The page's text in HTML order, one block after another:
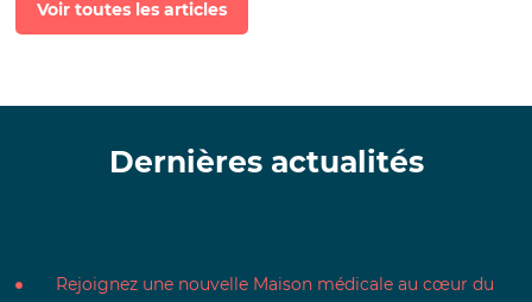
Voir toutes les articles
Dernières actualités
Rejoignez une nouvelle Maison médicale au cœur du